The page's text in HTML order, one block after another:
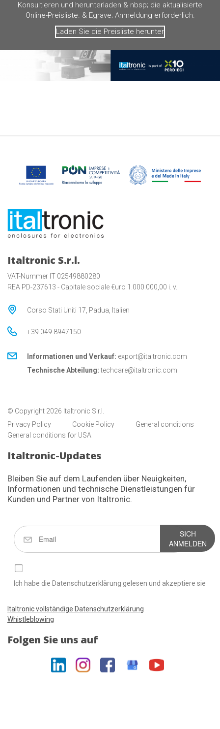
Konsultieren und herunterladen & nbsp; die aktualisierte
Online-Preisliste. & Egrave; Anmeldung erforderlich.
Laden Sie die Preisliste herunter
Italtronic S.r.l.
VAT-Nummer IT 02549880280
REA PD-237613 - Capitale sociale €uro 1.000.000,00 i. v.
Corso Stati Uniti 17, Padua, Italien
+39 049 8947150
Informationen und Verkauf: export@italtronic.com
Technische Abteilung: techcare@italtronic.com
© Copyright 2026 Italtronic S.r.l.
Privacy Policy
Cookie Policy
General conditions
General conditions for USA
Italtronic-Updates
Bleiben Sie auf dem Laufenden über Neuigkeiten,
Informationen und technische Dienstleistungen für
Kunden und Partner von Italtronic.
SICH
ANMELDEN
Ich habe die Datenschutzerklärung gelesen und akzeptiere sie
Italtronic vollständige Datenschutzerklärung
Whistleblowing
Folgen Sie uns auf